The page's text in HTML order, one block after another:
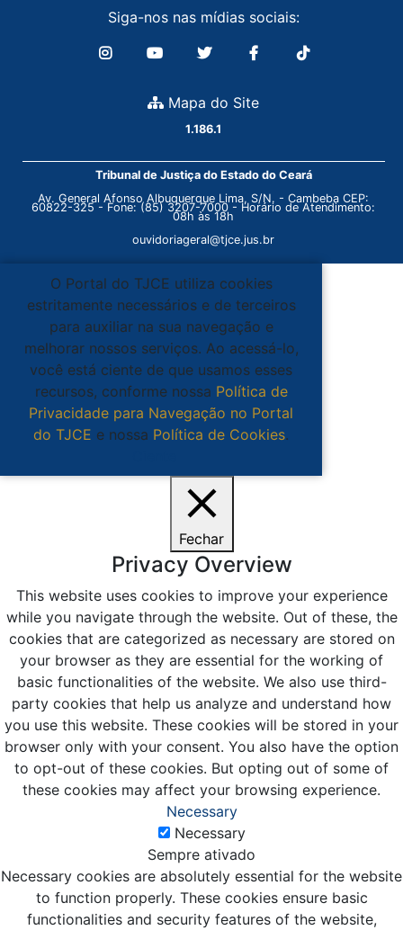
Siga-nos nas mídias sociais:
Mapa do Site
1.186.1
Tribunal de Justiça do Estado do Ceará
Av. General Afonso Albuquerque Lima, S/N. - Cambeba CEP:
60822-325 - Fone: (85) 3207-7000 - Horário de Atendimento:
08h às 18h
ouvidoriageral@tjce.jus.br
O Portal do TJCE utiliza cookies
estritamente necessários e de terceiros
para auxiliar na sua navegação e
melhorar nossos serviços. Ao acessá-lo,
você está ciente de que usamos esses
recursos, conforme nossa Política de
Privacidade para Navegação no Portal
do TJCE e nossa Política de Cookies.
Fechar
Privacy Overview
This website uses cookies to improve your experience
while you navigate through the website. Out of these, the
cookies that are categorized as necessary are stored on
your browser as they are essential for the working of
basic functionalities of the website. We also use third-
party cookies that help us analyze and understand how
you use this website. These cookies will be stored in your
browser only with your consent. You also have the option
to opt-out of these cookies. But opting out of some of
these cookies may affect your browsing experience.
Necessary
Necessary
Sempre ativado
Necessary cookies are absolutely essential for the website
to function properly. These cookies ensure basic
functionalities and security features of the website,